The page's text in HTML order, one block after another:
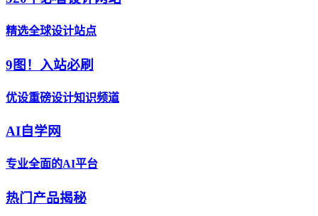
精选全球设计站点
9图！入站必刷
优设重磅设计知识频道
AI自学网
专业全面的AI平台
热门产品揭秘